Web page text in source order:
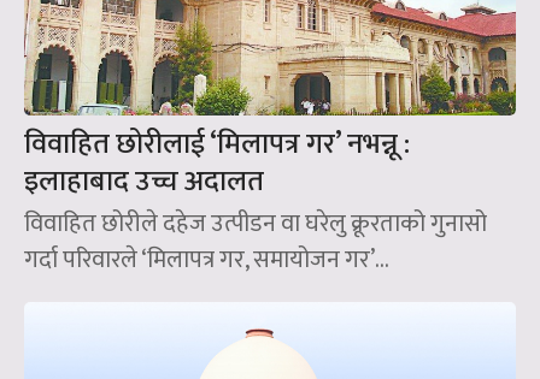
विवाहित छोरीलाई ‘मिलापत्र गर’ नभन्नू :
इलाहाबाद उच्च अदालत
विवाहित छोरीले दहेज उत्पीडन वा घरेलु क्रूरताको गुनासो
गर्दा परिवारले ‘मिलापत्र गर, समायोजन गर’...